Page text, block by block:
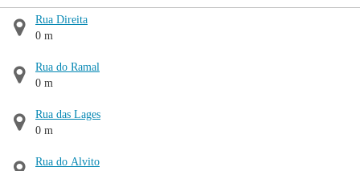
Rua Direita
0 m
Rua do Ramal
0 m
Rua das Lages
0 m
Rua do Alvito